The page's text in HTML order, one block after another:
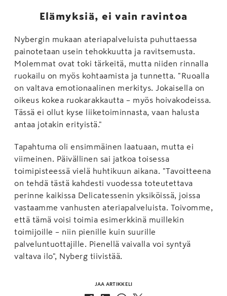
Elämyksiä, ei vain ravintoa
Nybergin mukaan ateriapalveluista puhuttaessa
painotetaan usein tehokkuutta ja ravitsemusta.
Molemmat ovat toki tärkeitä, mutta niiden rinnalla
ruokailu on myös kohtaamista ja tunnetta. "Ruoalla
on valtava emotionaalinen merkitys. Jokaisella on
oikeus kokea ruokarakkautta – myös hoivakodeissa.
Tässä ei ollut kyse liiketoiminnasta, vaan halusta
antaa jotakin erityistä."
Tapahtuma oli ensimmäinen laatuaan, mutta ei
viimeinen. Päivällinen sai jatkoa toisessa
toimipisteessä vielä huhtikuun aikana. "Tavoitteena
on tehdä tästä kahdesti vuodessa toteutettava
perinne kaikissa Delicatessenin yksiköissä, joissa
vastaamme vanhusten ateriapalveluista. Toivomme,
että tämä voisi toimia esimerkkinä muillekin
toimijoille – niin pienille kuin suurille
palveluntuottajille. Pienellä vaivalla voi syntyä
valtava ilo", Nyberg tiivistää.
JAA ARTIKKELI